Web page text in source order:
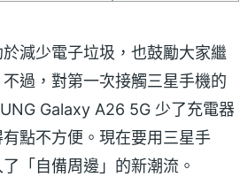
減少電子垃圾，也鼓勵大家繼
過，對第一次接觸三星手機的
Galaxy A26 5G 少了充電器
點不方便。現在要用三星手
「自備周邊」的新潮流。